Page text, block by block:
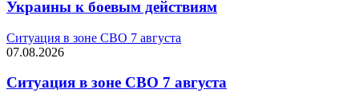
Украины к боевым действиям
Ситуация в зоне СВО 7 августа
07.08.2026
Ситуация в зоне СВО 7 августа